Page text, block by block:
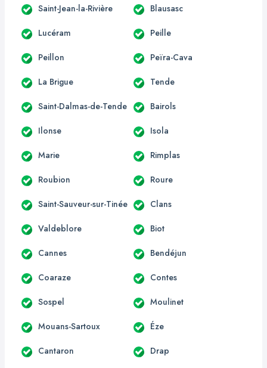
Saint-Jean-la-Rivière Blausasc
Lucéram Peille
Peillon Peïra-Cava
La Brigue Tende
Saint-Dalmas-de-Tende Bairols
Ilonse Isola
Marie Rimplas
Roubion Roure
Saint-Sauveur-sur-Tinée Clans
Valdeblore Biot
Cannes Bendéjun
Coaraze Contes
Sospel Moulinet
Mouans-Sartoux Éze
Cantaron Drap